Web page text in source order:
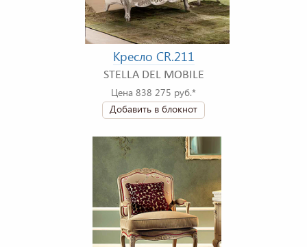
Кресло CR.211
STELLA DEL MOBILE
Цена 838 275 руб.*
Добавить в блокнот